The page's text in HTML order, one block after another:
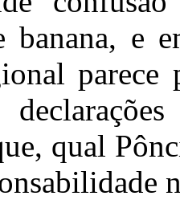
banana, e
qual